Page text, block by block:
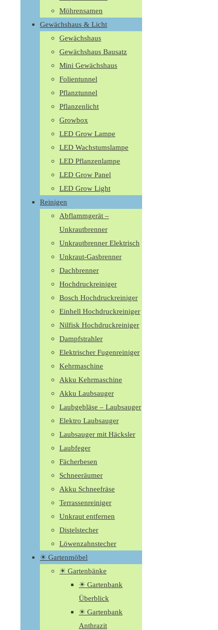
Möhrensamen
Gewächshaus & Licht
Gewächshaus
Gewächshaus Bausatz
Mini Gewächshaus
Folientunnel
Pflanztunnel
Pflanzenlicht
Growbox
LED Grow Lampe
LED Wachstumslampe
LED Pflanzenlampe
LED Grow Panel
LED Grow Light
Reinigen
Abflammgerät –
Unkrautbrenner
Unkrautbrenner Elektrisch
Unkraut-Gasbrenner
Dachbrenner
Hochdruckreiniger
Bosch Hochdruckreiniger
Einhell Hochdruckreiniger
Nilfisk Hochdruckreiniger
Dampfstrahler
Elektrischer Fugenreiniger
Kehrmaschine
Akku Kehrmaschine
Akku Laubsauger
Laubgebläse – Laubsauger
Elektro Laubsauger
Laubsauger mit Häcksler
Laubfeger
Fächerbesen
Schneeräumer
Akku Schneefräse
Terrassenreiniger
Unkraut entfernen
Distelstecher
Löwenzahnstecher
☀ Gartenmöbel
☀ Gartenbänke
☀ Gartenbank
Überblick
☀ Gartenbank
Anthrazit